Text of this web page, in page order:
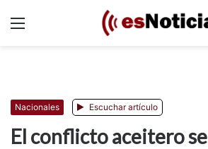
Nacionales Escuchar artículo
El conflicto aceitero se